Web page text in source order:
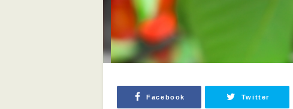
Facebook Twitter